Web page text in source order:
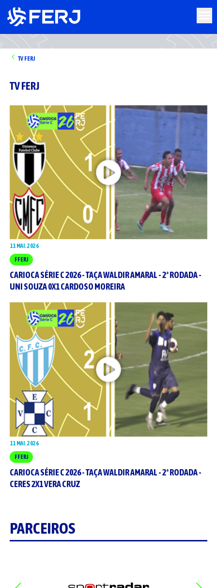
TV FERJ
TV FERJ
11 MAI. 2026
FFERJ
CARIOCA SÉRIE C 2026 - TAÇA WALDIR AMARAL - 2ª RODADA -
UNI SOUZA 0X1 CARDOSO MOREIRA
11 MAI. 2026
FFERJ
CARIOCA SÉRIE C 2026 - TAÇA WALDIR AMARAL - 2ª RODADA -
CERES 2X1 VERA CRUZ
PARCEIROS